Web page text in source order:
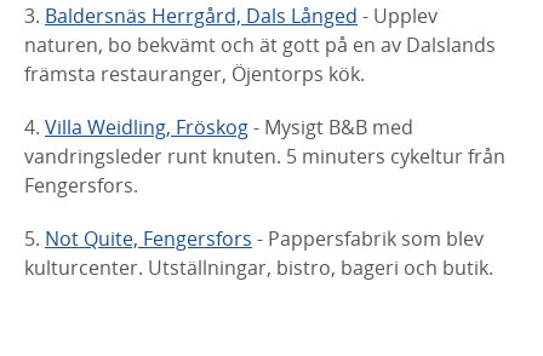
3. Baldersnäs Herrgård, Dals Långed - Upplev
naturen, bo bekvämt och ät gott på en av Dalslands
främsta restauranger, Öjentorps kök.
4. Villa Weidling, Fröskog- Mysigt B&B med
vandringsleder runt knuten. 5 minuters cykeltur från
Fengersfors.
5. Not Quite, Fengersfors - Pappersfabrik som blev
kulturcenter. Utställningar, bistro, bageri och butik.